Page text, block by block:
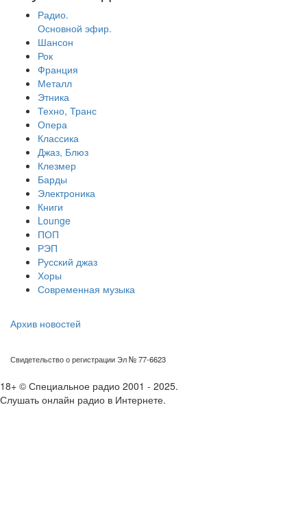
Радио.
Основной эфир.
Шансон
Рок
Франция
Металл
Этника
Техно, Транс
Опера
Классика
Джаз, Блюз
Клезмер
Барды
Электроника
Книги
Lounge
ПОП
РЭП
Русский джаз
Хоры
Современная музыка
Архив новостей
Свидетельство о регистрации Эл № 77-6623
18+ © Специальное радио 2001 - 2025.
Слушать онлайн радио в Интернете.